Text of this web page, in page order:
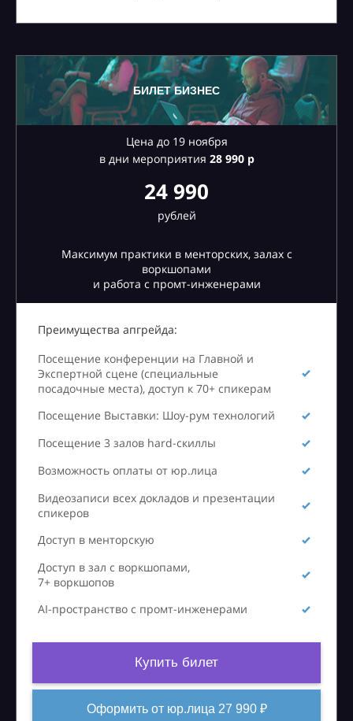
БИЛЕТ БИЗНЕС
Цена до 19 ноября
в дни мероприятия 28990 р
24 990
рублей
Максимум практики в менторских, залах с
воркшопами
и работа с промт-инженерами
Преимущества апгрейда:
Посещение конференции на Главной и
Экспертной сцене (специальные
посадочные места), доступ к 70+ спикерам
Посещение Выставки: Шоу-рум технологий
Посещение 3 залов hard-скиллы
Возможность оплаты от юр.лица
Видеозаписи всех докладов и презентации
спикеров
Доступ в менторскую
Доступ в зал с воркшопами,
7+ воркшопов
AI-пространство с промт-инженерами
Купить билет
Оформить от юр.лица 27 990 ₽